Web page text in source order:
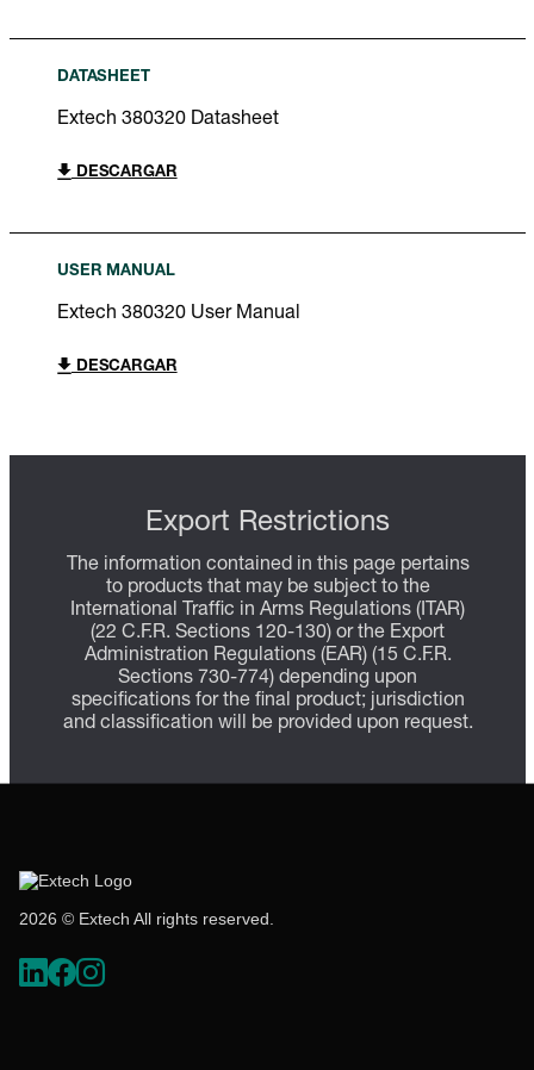
DATASHEET
Extech 380320 Datasheet
DESCARGAR
USER MANUAL
Extech 380320 User Manual
DESCARGAR
Export Restrictions
The information contained in this page pertains
to products that may be subject to the
International Traffic in Arms Regulations (ITAR)
(22 C.F.R. Sections 120-130) or the Export
Administration Regulations (EAR) (15 C.F.R.
Sections 730-774) depending upon
specifications for the final product; jurisdiction
and classification will be provided upon request.
2026 © Extech All rights reserved.